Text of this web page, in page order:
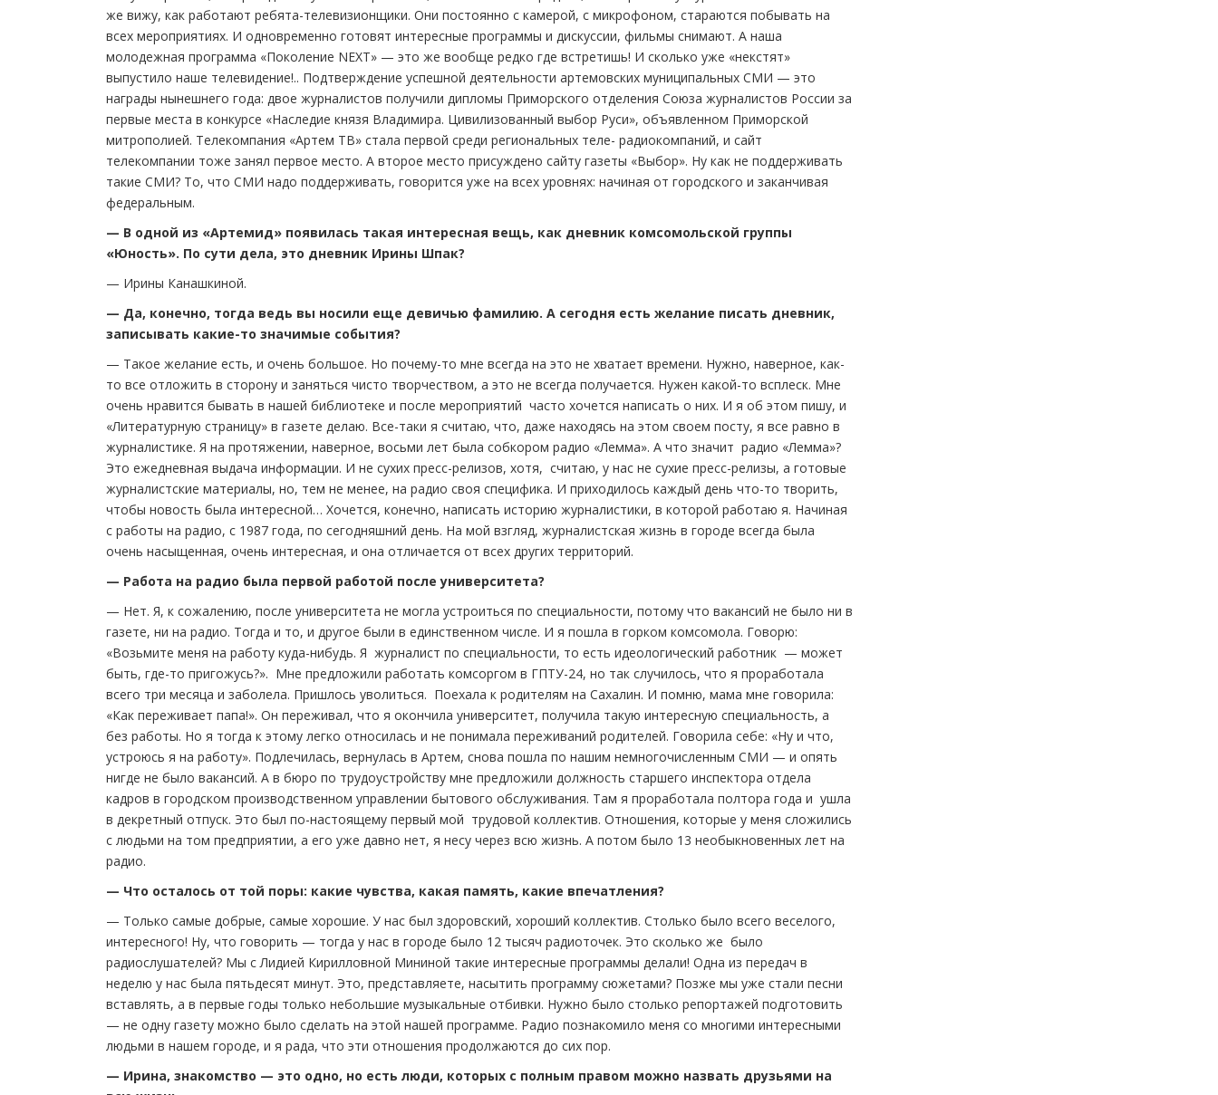
же вижу, как работают ребята-телевизионщики. Они постоянно с камерой, с микрофоном, стараются побывать на
всех мероприятиях. И одновременно готовят интересные программы и дискуссии, фильмы снимают. А наша
молодежная программа «Поколение NEXT» — это же вообще редко где встретишь! И сколько уже «некстят»
выпустило наше телевидение!.. Подтверждение успешной деятельности артемовских муниципальных СМИ — это
награды нынешнего года: двое журналистов получили дипломы Приморского отделения Союза журналистов России за
первые места в конкурсе «Наследие князя Владимира. Цивилизованный выбор Руси», объявленном Приморской
митрополией. Телекомпания «Артем ТВ» стала первой среди региональных теле- радиокомпаний, и сайт
телекомпании тоже занял первое место. А второе место присуждено сайту газеты «Выбор». Ну как не поддерживать
такие СМИ? То, что СМИ надо поддерживать, говорится уже на всех уровнях: начиная от городского и заканчивая
федеральным.
— В одной из «Артемид» появилась такая интересная вещь, как дневник комсомольской группы
«Юность». По сути дела, это дневник Ирины Шпак?
— Ирины Канашкиной.
— Да, конечно, тогда ведь вы носили еще девичью фамилию. А сегодня есть желание писать дневник,
записывать какие-то значимые события?
— Такое желание есть, и очень большое. Но почему-то мне всегда на это не хватает времени. Нужно, наверное, как-
то все отложить в сторону и заняться чисто творчеством, а это не всегда получается. Нужен какой-то всплеск. Мне
очень нравится бывать в нашей библиотеке и после мероприятий часто хочется написать о них. И я об этом пишу, и
«Литературную страницу» в газете делаю. Все-таки я считаю, что, даже находясь на этом своем посту, я все равно в
журналистике. Я на протяжении, наверное, восьми лет была собкором радио «Лемма». А что значит радио «Лемма»?
Это ежедневная выдача информации. И не сухих пресс-релизов, хотя, считаю, у нас не сухие пресс-релизы, а готовые
журналистские материалы, но, тем не менее, на радио своя специфика. И приходилось каждый день что-то творить,
чтобы новость была интересной… Хочется, конечно, написать историю журналистики, в которой работаю я. Начиная
с работы на радио, с 1987 года, по сегодняшний день. На мой взгляд, журналистская жизнь в городе всегда была
очень насыщенная, очень интересная, и она отличается от всех других территорий.
— Работа на радио была первой работой после университета?
— Нет. Я, к сожалению, после университета не могла устроиться по специальности, потому что вакансий не было ни в
газете, ни на радио. Тогда и то, и другое были в единственном числе. И я пошла в горком комсомола. Говорю:
«Возьмите меня на работу куда-нибудь. Я журналист по специальности, то есть идеологический работник — может
быть, где-то пригожусь?». Мне предложили работать комсоргом в ГПТУ-24, но так случилось, что я проработала
всего три месяца и заболела. Пришлось уволиться. Поехала к родителям на Сахалин. И помню, мама мне говорила:
«Как переживает папа!». Он переживал, что я окончила университет, получила такую интересную специальность, а
без работы. Но я тогда к этому легко относилась и не понимала переживаний родителей. Говорила себе: «Ну и что,
устроюсь я на работу». Подлечилась, вернулась в Артем, снова пошла по нашим немногочисленным СМИ — и опять
нигде не было вакансий. А в бюро по трудоустройству мне предложили должность старшего инспектора отдела
кадров в городском производственном управлении бытового обслуживания. Там я проработала полтора года и ушла
в декретный отпуск. Это был по-настоящему первый мой трудовой коллектив. Отношения, которые у меня сложились
с людьми на том предприятии, а его уже давно нет, я несу через всю жизнь. А потом было 13 необыкновенных лет на
радио.
— Что осталось от той поры: какие чувства, какая память, какие впечатления?
— Только самые добрые, самые хорошие. У нас был здоровский, хороший коллектив. Столько было всего веселого,
интересного! Ну, что говорить — тогда у нас в городе было 12 тысяч радиоточек. Это сколько же было
радиослушателей? Мы с Лидией Кирилловной Мининой такие интересные программы делали! Одна из передач в
неделю у нас была пятьдесят минут. Это, представляете, насытить программу сюжетами? Позже мы уже стали песни
вставлять, а в первые годы только небольшие музыкальные отбивки. Нужно было столько репортажей подготовить
— не одну газету можно было сделать на этой нашей программе. Радио познакомило меня со многими интересными
людьми в нашем городе, и я рада, что эти отношения продолжаются до сих пор.
— Ирина, знакомство — это одно, но есть люди, которых с полным правом можно назвать друзьями на